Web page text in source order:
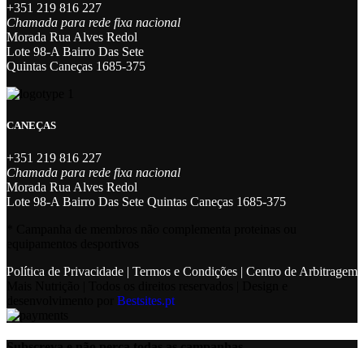
+351 219 816 227
Chamada para rede fixa nacional
Morada Rua Alves Redol
Lote 98-A Bairro Das Sete
Quintas Caneças 1685-375
CANEÇAS
+351 219 816 227
Chamada para rede fixa nacional
Morada Rua Alves Redol
Lote 98-A Bairro Das Sete Quintas Caneças 1685-375
Política de Privacidade | Termos e Condições | Centro de Arbitragem
Bestsites.pt